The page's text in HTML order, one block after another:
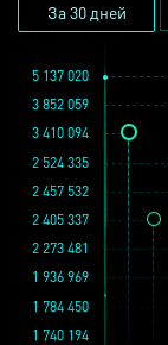
За 30 дней
1 936 969
3 852 059
2 457 532
1 784 450
2 273 481
1 740 194
5 137 020
2 524 335
2 405 337
3 410 094